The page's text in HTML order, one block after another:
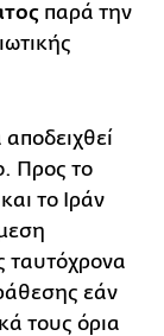
παρά την
Προς το
το Ιράν
ταυτόχρονα
εάν
τους όρια